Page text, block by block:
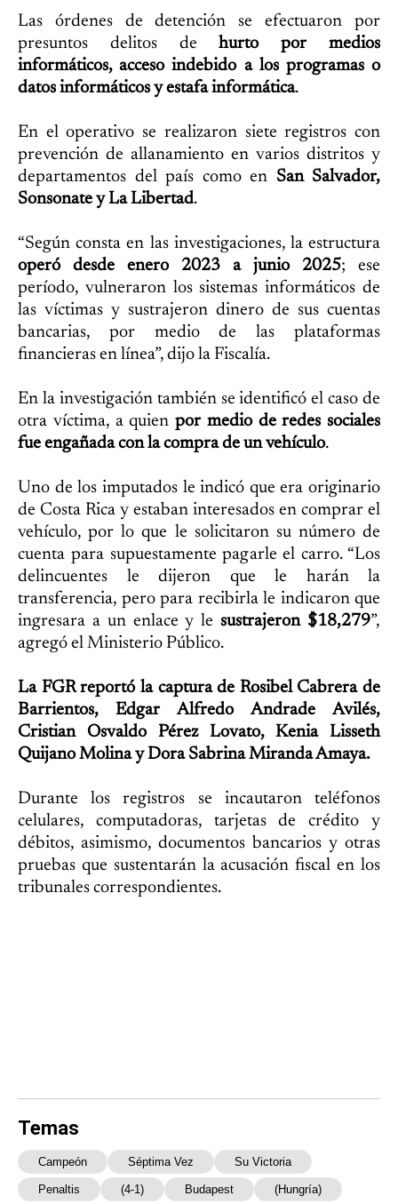
Las órdenes de detención se efectuaron por
presuntos delitos dehurto por medios
informáticos, acceso indebido a los programas o
datos informáticos y estafa informática.
En el operativo se realizaron siete registros con
prevención de allanamiento en varios distritos y
departamentos del país como en San Salvador,
Sonsonate y La Libertad.
“Según consta en las investigaciones, la estructura
operó desde enero 2023 a junio 2025; ese
período, vulneraron los sistemas informáticos de
las víctimas y sustrajeron dinero de sus cuentas
bancarias, por medio de las plataformas
financieras en línea”, dijo la Fiscalía.
En la investigación también se identificó el caso de
otra víctima, a quien por medio de redes sociales
fue engañada con la compra de un vehículo.
Uno de los imputados le indicó que era originario
de Costa Rica y estaban interesados en comprar el
vehículo, por lo que le solicitaron su número de
cuenta para supuestamente pagarle el carro. “Los
delincuentes le dijeron que le harán la
transferencia, pero para recibirla le indicaron que
ingresara a un enlace y lesustrajeron $18,279”,
agregó el Ministerio Público.
La FGR reportó la captura de Rosibel Cabrera de
Barrientos, Edgar Alfredo Andrade Avilés,
Cristian Osvaldo Pérez Lovato, Kenia Lisseth
Quijano Molina y Dora Sabrina Miranda Amaya.
Durante los registros se incautaron teléfonos
celulares, computadoras, tarjetas de crédito y
débitos, asimismo, documentos bancarios y otras
pruebas que sustentarán la acusación fiscal en los
tribunales correspondientes.
Temas
Campeón Séptima Vez Su Victoria
Penaltis (4-1) Budapest (Hungría)